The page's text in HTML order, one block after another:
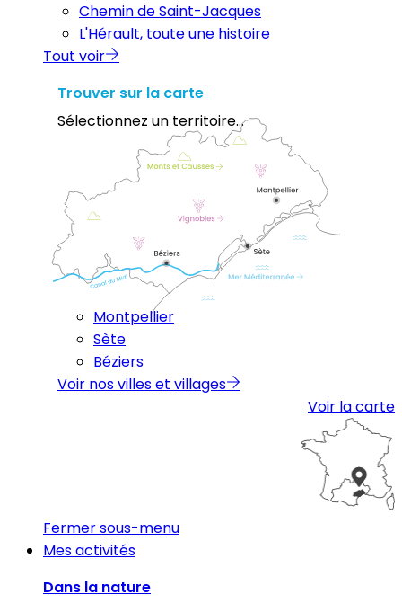
Chemin de Saint-Jacques
L'Hérault, toute une histoire
Tout voir
Trouver sur la carte
Sélectionnez un territoire...
Montpellier
Sète
Béziers
Voir nos villes et villages
Voir la carte
Fermer sous-menu
Mes activités
Dans la nature